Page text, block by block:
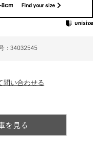
：34032545
問い合わせる
Find your size